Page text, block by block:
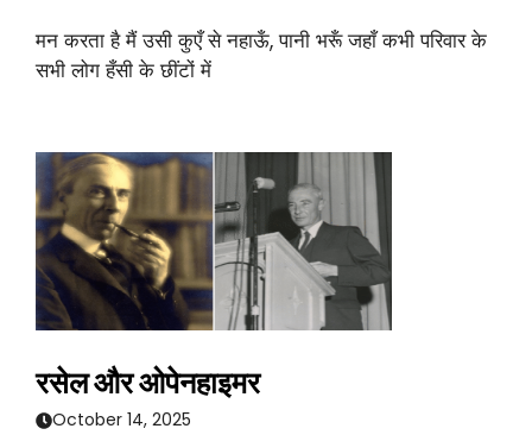
मन करता है मैं उसी कुएँ से नहाऊँ, पानी भरूँ जहाँ कभी परिवार के
सभी लोग हँसी के छींटों में
रसेल और ओपेनहाइमर
October 14, 2025